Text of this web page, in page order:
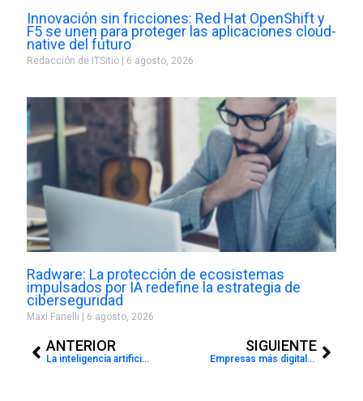
Innovación sin fricciones: Red Hat OpenShift y
F5 se unen para proteger las aplicaciones cloud-
native del futuro
Redacción de ITSitio 6 agosto, 2026
Radware: La protección de ecosistemas
impulsados por IA redefine la estrategia de
ciberseguridad
Maxi Fanelli 6 agosto, 2026
ANTERIOR
La inteligencia artificial ya está transformando la medicina: la visión que SLM llevó al Congreso de Ciencias de la Salud 2026
SIGUIENTE
Empresas más digitales necesitan contadores más estratégicos